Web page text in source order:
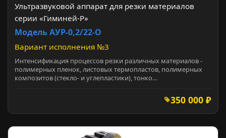
Ультразвуковой аппарат для резки материалов
серии «Гиминей-Р»
Модель АУР-0,2/22-О
Вариант исполнения №3
Интенсификация процессов резки различных материалов -
полимерных пленок, листовых термопластов, полимерных
композитов (стекло- и углепластики), тонко…
350 000 ₽